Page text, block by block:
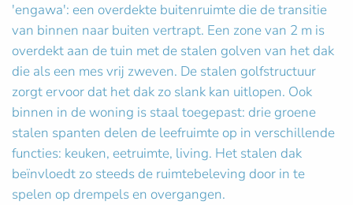
'engawa': een overdekte buitenruimte die de transitie
van binnen naar buiten vertrapt. Een zone van 2 m is
overdekt aan de tuin met de stalen golven van het dak
die als een mes vrij zweven. De stalen golfstructuur
zorgt ervoor dat het dak zo slank kan uitlopen. Ook
binnen in de woning is staal toegepast: drie groene
stalen spanten delen de leefruimte op in verschillende
functies: keuken, eetruimte, living. Het stalen dak
beïnvloedt zo steeds de ruimtebeleving door in te
spelen op drempels en overgangen.